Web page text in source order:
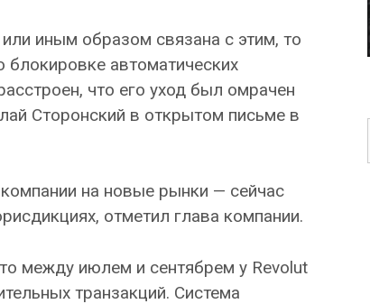
иным образом связана с этим, то
блокировке автоматических
что его уход был омрачен
Сторонский в открытом письме в
на новые рынки — сейчас
отметил глава компании.
между июлем и сентябрем у Revolut
транзакций. Система